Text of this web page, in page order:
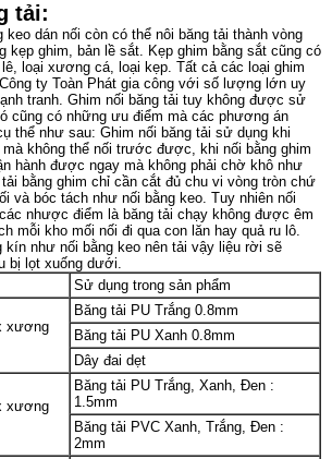
tải:
keo dán nối còn có thể nôi băng tải thành vòng
kẹp ghim, bản lề sắt. Kẹp ghim bằng sắt cũng có
loại xương cá, loại kẹp. Tất cả các loại ghim
ty Toàn Phát gia công với số lượng lớn uy
tranh. Ghim nối băng tải tuy không được sử
cũng có những ưu điểm mà các phương án
thể như sau: Ghim nối băng tải sử dụng khi
mà không thể nối trước được, khi nối bằng ghim
hành được ngay mà không phải chờ khô như
bằng ghim chỉ cần cắt đủ chu vi vòng tròn chứ
và bóc tách như nối bằng keo. Tuy nhiên nối
nhược điểm là băng tải chạy không được êm
mỗi kho mối nối đi qua con lăn hay quả ru lô.
kín như nối bằng keo nên tải vậy liệu rời sẽ
bị lọt xuống dưới.
Sử dụng trong sản phẩm
xương
Băng tải PU Trắng 0.8mm
Băng tải PU Xanh 0.8mm
Dây đai dẹt
xương
Băng tải PU Trắng, Xanh, Đen :
1.5mm
Băng tải PVC Xanh, Trắng, Đen :
2mm